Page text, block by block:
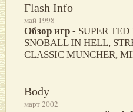
Flash Info
май 1998
Обзор игр - SUPER
SNОВALL IN НELL,
CLASSIC МUNCНER,
Body
март 2002